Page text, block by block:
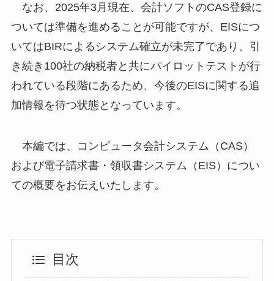
なお、2025年3月現在、会計ソフトのCAS登録に
ついては準備を進めることが可能ですが、EISにつ
いてはBIRによるシステム確立が未完了であり、引
き続き100社の納税者と共にパイロットテストが行
われている段階にあるため、今後のEISに関する追
加情報を待つ状態となっています。
本編では、コンピュータ会計システム（CAS）
および電子請求書・領収書システム（EIS）につい
ての概要をお伝えいたします。
目次